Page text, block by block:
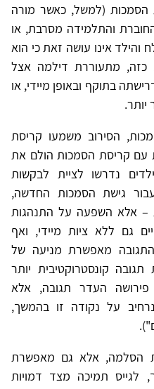
הסמכות (למשל, כאשר מורה
והתלמידה מסרבת, או
אינו עושה זאת כי הוא
מתעוררת דילמה אצל
בתוקף ובאופן מיידי, או
הסירוב משמעו קריסת
עם קריסת הסמכות הולם את
נדרשו לציית לבקשות
גישת הסמכות החדשה,
– אלא השפעה על התנהגות
גם ללא ציות מיידי, ואף
מאפשרת מניעה של
קונסטרוקטיבית יותר
העדר תגובה, אלא
על נקודה זו בהמשך,
הסלמה, אלא גם מאפשרת
לגייס תמיכה מצד דמויות